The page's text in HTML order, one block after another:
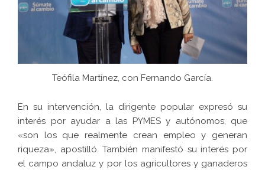
Teófila Martínez, con Fernando García.
En su intervención, la dirigente popular expresó su
interés por ayudar a las PYMES y autónomos, que
«son los que realmente crean empleo y generan
riqueza», apostilló. También manifestó su interés por
el campo andaluz y por los agricultores y ganaderos